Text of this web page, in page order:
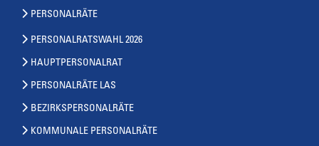
PERSONALRÄTE
PERSONALRATSWAHL 2026
HAUPTPERSONALRAT
PERSONALRÄTE LAS
BEZIRKSPERSONALRÄTE
KOMMUNALE PERSONALRÄTE